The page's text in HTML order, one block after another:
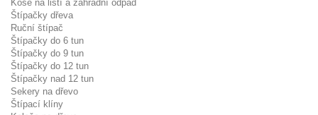
Koše na listí a zahradní odpad
Štípačky dřeva
Ruční štípač
Štípačky do 6 tun
Štípačky do 9 tun
Štípačky do 12 tun
Štípačky nad 12 tun
Sekery na dřevo
Štípací klíny